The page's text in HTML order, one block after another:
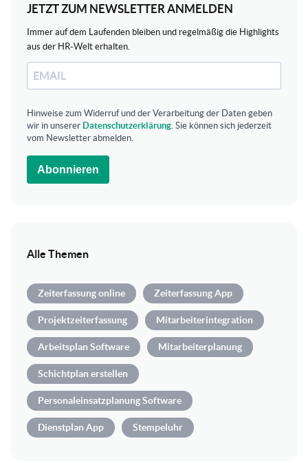
JETZT ZUM NEWSLETTER ANMELDEN
Immer auf dem Laufenden bleiben und regelmäßig die Highlights
aus der HR-Welt erhalten.
Hinweise zum Widerruf und der Verarbeitung der Daten geben
wir in unserer Datenschutzerklärung . Sie können sich jederzeit
vom Newsletter abmelden.
Abonnieren
Alle Themen
Zeiterfassung online Zeiterfassung App
Projektzeiterfassung Mitarbeiterintegration
Arbeitsplan Software Mitarbeiterplanung
Schichtplan erstellen
Personaleinsatzplanung Software
Dienstplan App Stempeluhr